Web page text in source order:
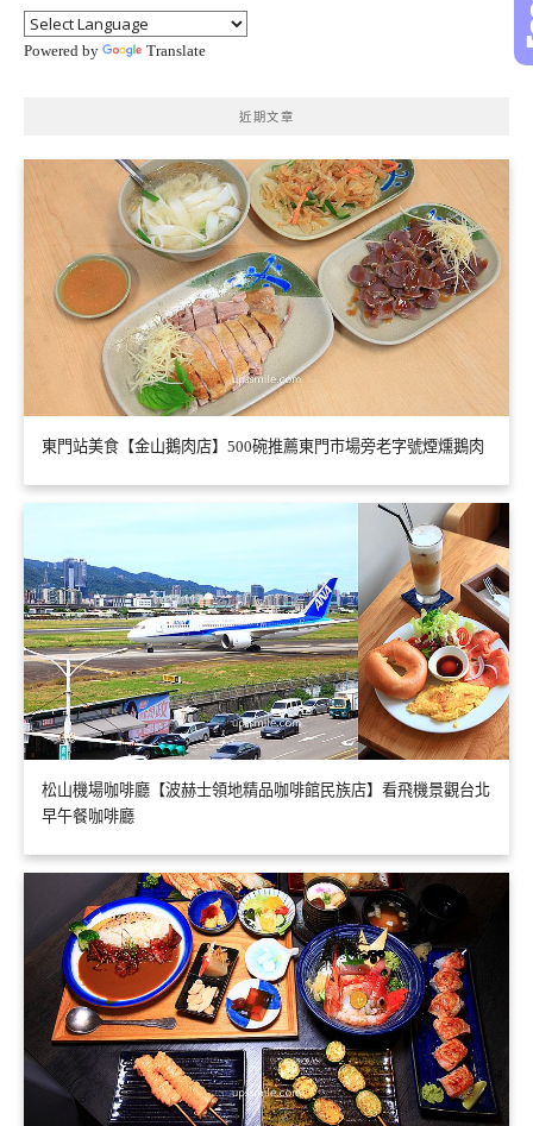
Powered by Translate
近期文章
東門站美食【金山鵝肉店】500碗推薦東門市場旁老字號煙燻鵝肉
松山機場咖啡廳【波赫士領地精品咖啡館民族店】看飛機景觀台北
早午餐咖啡廳